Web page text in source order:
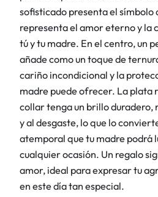
n
i
t
o
c
a
n
t
i
d
a
d
sofisticado presenta el símbolo
representa el amor eterno y la
tú y tu madre. En el centro, un
añade como un toque de
cariño incondicional y la
madre puede ofrecer. La plata
collar tenga un brillo duradero,
y al desgaste, lo que lo
atemporal que tu madre podrá
cualquier ocasión. Un regalo
amor, ideal para expresar tu
en este día tan especial.